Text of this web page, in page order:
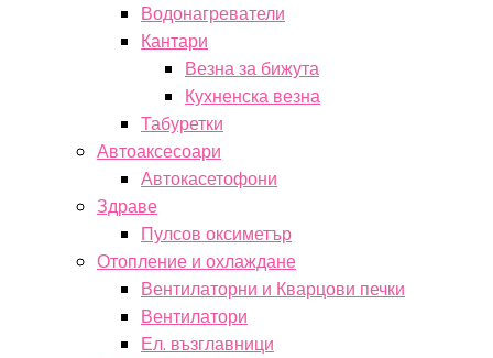
Водонагреватели
Кантари
Везна за бижута
Кухненска везна
Табуретки
Автоаксесоари
Автокасетофони
Здраве
Пулсов оксиметър
Отопление и охлаждане
Вентилаторни и Кварцови печки
Вентилатори
Ел. възглавници